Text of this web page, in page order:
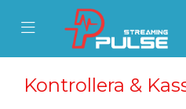
Mobile Menu
Mobile Menu
Kontrollera &